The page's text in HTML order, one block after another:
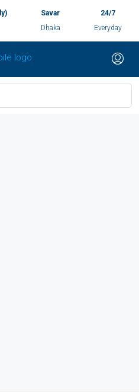
Savar
Dhaka
24/7
Everyday